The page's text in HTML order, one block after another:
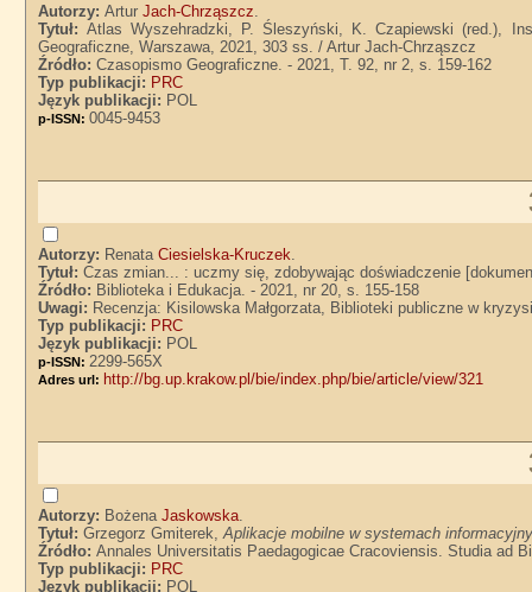
Autorzy:ArturJach-Chrząszcz.
Tytuł:Atlas Wyszehradzki, P. Śleszyński, K. Czapiewski (red.),
Geograficzne, Warszawa, 2021, 303 ss. / Artur Jach-Chrząszcz
Źródło:Czasopismo Geograficzne. - 2021, T. 92, nr 2, s. 159-162
Typ publikacji: PRC
Język publikacji: POL
p-ISSN:0045-9453
Autorzy: RenataCiesielska-Kruczek.
Tytuł:Czas zmian... : uczmy się, zdobywając doświadczenie
Źródło: Biblioteka i Edukacja. - 2021, nr 20, s. 155-158
Uwagi: Recenzja: Kisilowska Małgorzata, Biblioteki publiczne w
Typ publikacji: PRC
Język publikacji: POL
p-ISSN: 2299-565X
Adres url: http://bg.up.krakow.pl/bie/index.php/bie/article/view/321
Autorzy: BożenaJaskowska.
Tytuł:Grzegorz Gmiterek,Aplikacje mobilne w systemach
Źródło:Annales Universitatis Paedagogicae Cracoviensis. Studia ad
Typ publikacji: PRC
Język publikacji: POL